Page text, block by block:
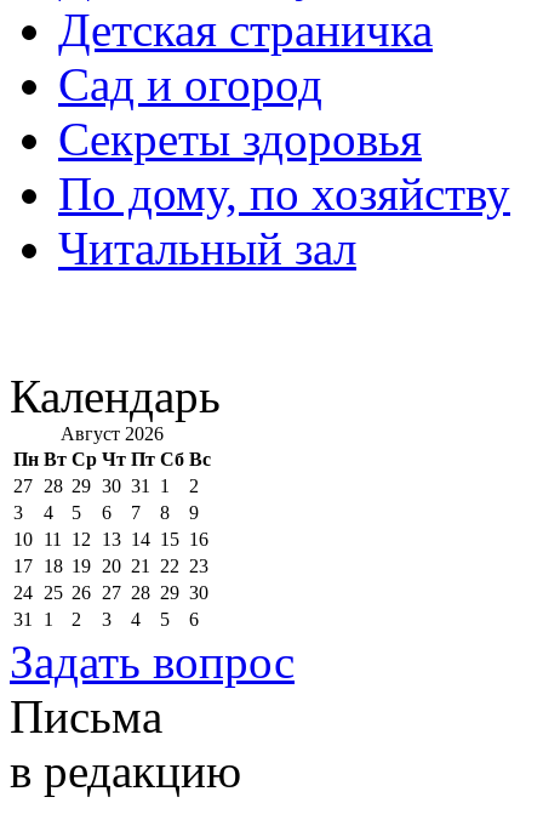
Детская страничка
Сад и огород
Секреты здоровья
По дому, по хозяйству
Читальный зал
Календарь
Август 2026
Пн Вт Ср Чт Пт Сб Вс
27 28 29 30 31 1
2
3
4 5 6 7 8
9
10 11 12 13 14 15 16
17 18 19 20 21 22 23
24 25 26 27 28 29 30
31
1 2 3 4 5 6
Задать вопрос
Письма
в редакцию